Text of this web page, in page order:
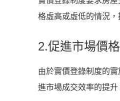
格虛高或虛低的情況
2.促進市場價
由於實價登錄制度的
進市場成交效率的提